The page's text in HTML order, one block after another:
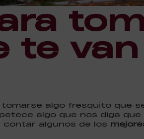
te
algo fresquito que
algo que nos diga
algunos de los